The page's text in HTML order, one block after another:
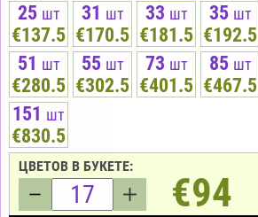
25 шт
€137.5
31 шт
€170.5
33 шт
€181.5
35 шт
€192.5
51 шт
€280.5
55 шт
€302.5
73 шт
€401.5
85 шт
€467.5
151 шт
€830.5
ЦВЕТОВ В БУКЕТЕ:
€94